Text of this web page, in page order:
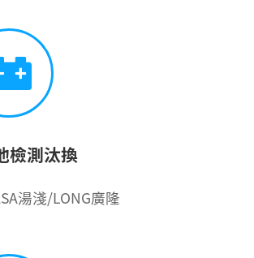
檢測汰換
湯淺/LONG廣隆